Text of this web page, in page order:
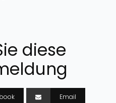
diese
Email